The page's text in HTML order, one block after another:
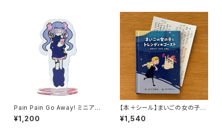
Pain Pain Go Away! ミニアク
リルスタンド フフカ
¥1,200
【本＋シール】まいごの女の子と
トレンディ☆ゴースト ～あるい
て つくる えほん～
¥1,540